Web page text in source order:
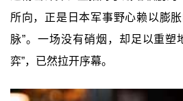
所向，正是日本军事野心赖以膨胀
脉”。一场没有硝烟，却足以重塑
弈”，已然拉开序幕。